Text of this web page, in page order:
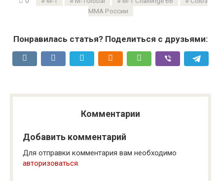
ММА России
Понравилась статья? Поделиться с друзьями:
Комментарии
Добавить комментарий
Для отправки комментария вам необходимо
авторизоваться.